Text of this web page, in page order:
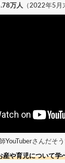
万人 （2022年5月
YouTuberさんだそう
産や育児について学